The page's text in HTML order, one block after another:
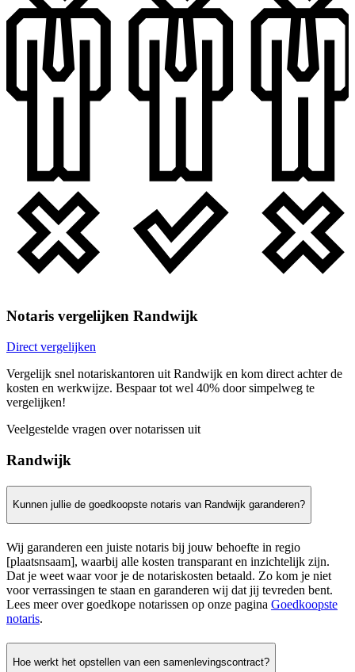
Notaris vergelijken Randwijk
Direct vergelijken
Vergelijk snel notariskantoren uit Randwijk en kom direct achter de
kosten en werkwijze. Bespaar tot wel 40% door simpelweg te
vergelijken!
Veelgestelde vragen over notarissen uit
Randwijk
Kunnen jullie de goedkoopste notaris van Randwijk garanderen?
Wij garanderen een juiste notaris bij jouw behoefte in regio
[plaatsnsaam], waarbij alle kosten transparant en inzichtelijk zijn.
Dat je weet waar voor je de notariskosten betaald. Zo kom je niet
voor verrassingen te staan en garanderen wij dat jij tevreden bent.
Lees meer over goedkope notarissen op onze pagina Goedkoopste
notaris.
Hoe werkt het opstellen van een samenlevingscontract?